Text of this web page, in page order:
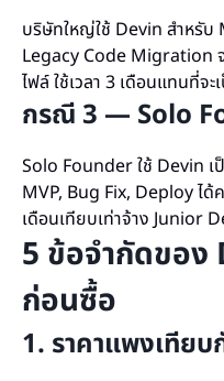
บริษัทใหญ่ใช้ Devin สำหรั
Legacy Code Migration จ
ไฟล์ ใช้เวลา 3 เดือนแทนที่
กรณี 3 — Solo
Solo Founder ใช้ Devin
MVP, Bug Fix, Deploy ไ
เดือนเทียบเท่าจ้าง Junior
5 ข้อจำกัดขอ
ก่อนซื้อ
1. ราคาแพงเทีย